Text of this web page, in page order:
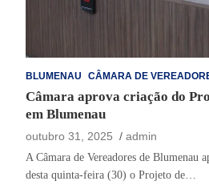
BLUMENAU CÂMARA DE
Câmara aprova criação do
em Blumenau
outubro 31, 2025 admin
A Câmara de Vereadores de Blumenau
desta quinta-feira (30) o Projeto de…